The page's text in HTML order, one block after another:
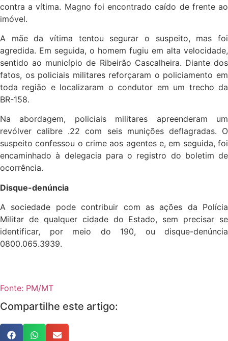
contra a vítima. Magno foi encontrado caído de frente ao
imóvel.
A mãe da vítima tentou segurar o suspeito, mas foi
agredida. Em seguida, o homem fugiu em alta velocidade,
sentido ao município de Ribeirão Cascalheira. Diante dos
fatos, os policiais militares reforçaram o policiamento em
toda região e localizaram o condutor em um trecho da
BR-158.
Na abordagem, policiais militares apreenderam um
revólver calibre .22 com seis munições deflagradas. O
suspeito confessou o crime aos agentes e, em seguida, foi
encaminhado à delegacia para o registro do boletim de
ocorrência.
Disque-denúncia
A sociedade pode contribuir com as ações da Polícia
Militar de qualquer cidade do Estado, sem precisar se
identificar, por meio do 190, ou disque-denúncia
0800.065.3939.
Fonte: PM/MT
Compartilhe este artigo: